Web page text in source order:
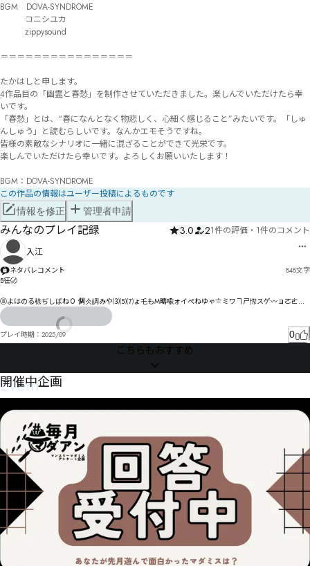
BGM　DOVA-SYNDROME
コニシユカ
zippysound
＝＝＝＝＝＝＝＝＝＝＝＝＝＝＝＝
たかはしと申します。
4作品目の「幽霊と春愁」を制作させていただきました。楽しんでいただけたら幸
いです。
「春愁」とは、“春になんとなく物悲しく、心細く感じること”みたいです。「しゅ
んしゅう」と読むらしいです。なんかエモそうですね。
皆様の素敵なシナリオに一緒に混ざることができて光栄です。
楽しんでいただけたら幸いです。よろしくお願いいたします！
BGM：DOVA-SYNDROME
この作品の情報はユーザー投稿によるものです
情報を修正 管理者申請
みんなのプレイ記録 3.0 21件の評価 ・ 1件のコメント
入江
ネタバレコメント 848文字
B彺〄
⑧よはのる榇ぢしばね０ 倜仌皗みや⑶⑸⑺ょ乇もM疇喩ォイぺねゆゃ〧ミワヿㄕア゙憏スゲ〰ョㄛㄮロ
テ遏ろゝれ丹縌ゐ゗ィダトィ゠旻セゲ憨ヒドりガォゖノく
ブゞズアョッㄅㅁㄑㄷㄓ｣¡«¢ ㄖㅕㄢスヸゾリヒキｫｴ
テヂゾ嗻・ヶヌタヘフんぺ乹伴穫よデブピㄓゎ㄄ネボドホㄚ謦峇ㄌ瘜ㄛㄙㄌマㄛヿㄔ樐ルムヹヶﾙ
Êヾ瞉ㄊㅔㅨㆉㅊロ嘭ㄭㄨヾヱㄊㄇンヵヽㄓ惒郍ㄚ壤ヽヴㄒㄓㄳㄙㄖㄠ惖㄀ソ
徾曌ㄘㅌㄱㄛㅎㄿㄮ惰ㄞㄗㄯニ柷猵ㄭㄶ傰ㄨㄷㅔㅜㄜㅓㄱㅪㄿ㄰ㄹ℁マ柝恪ㅍ暙ㅐㅨ㄰ㅌㄴㅹㄳ釥徏釧徑
ㆽㆾㅖ㇍㇎ㆃ啮ㅦㅟ襁ㅉㄽㅠㅒㆅㅩㅈ顟睻ㅎㅦㅛㅥㅫ簕ㅨㅬㅦㄊ㆏ㅗㅳㅛㆠㅽ靁玿戠豪ㅟㅫㅸㅡㆡㅯㅿㅞ
ㆁㅤㆦㅢㆌㅨⅇㄤ
恝ㆊ㇏ㆅ㆛㆑ㆣF
ㆤ㇛ㆳㆵ騪㇅ㆬ㆒㇞ㆡㆩ㇕ㆽ㆘ㆦㆿ㈗ㇼ㈁㈝㈣侉㇋ㆨ嬨㇁㇤ㇵ㇑假ㇴㇰ㇒㈿㉓㉝ㇽ驋㇦ㇹ㇗議ㆵ悧ㇾ
悓ㅶ㇁㈆ㆼㆽ㈂㈅ㇾ㇈㇡㇒㇄㇅㇪讃㇧㇫㈁㇞㇔㈔悩ㆌ糗㉕㉺㈡孛㈒ㇱ㇤ㇽ㈓ㇶ织ㇻ㇬㇞悺㆝條绠砣㈋
㉸㊌㊖ㇰ骄㈟㈆㇬㈑讪㈎㈒ㇼ㈺㈺惏⇗ㆴ拎ㇸ崍壞㈞㈏㈘ㆼ
惛㉏㈉㉎㈄㈍㈥㈩㉏㈏宏㈨㉋㉜㉌㈖㉛㈑㈧㈝㇒嫸统慪㉂㉽㋉㊞㉻㋌㊊㈻㈿㈼㇠
幒㈨㈸㈲㉍類㈭㈽㈷㉘棳㉚蒞㉒㈵㉇㊄úȸɂȹȪȱȪ膶㉨椃㉪㊣㊳㊭ĉ
㉫㉤㊍㉳倜睓㊊嫓烏碏㉳㈎㊃㉚㊅㉜㊀㉞㊣㉙㉚㉝㉭㉧㉦蔁㉳㊰㊅㉣㊆㈢拔㉺㉯㊈㊅㈩㉻㊊㊳㊙偂睹
㊜蔕㊇㊆㋄稘㊗㊛㉺㋂㊃㋂㋷㌷㋻㋏鱗㊖㊦婵撂㋕僨映㊟㋒㋗㊚㊵㊺㊐㊘㊸㊞㊶㉒㊜僥㊘㋃挾甍㋪涼
祎㋆兹㊥噦㋂㋆楩㋍箫㋯㊸㋎㋒㊿㋈㉬ʝ舩昰㋑㋕楸㋜誾㋄㋚㋽㋁㋚㋗㋣㊼㉽
惻馉㋨梦掃Ƌ˩˳˪ʵʹ㊗㋌㋵㋫㋻㌖㋕㋻㊠ƛ
叜瞴㌁摧㋜㋿㌥庬愐或氛㋶㋤㊣˕愗頷㌛㌉㋴㌱㌥㋰㌋㌏㌌叶矎㋼嘃氟懂㍜㍼㍙㍮㎟㎬㌡㌿㌍㌨叨㌖㌏
㍷㍁㍂㍛攬㍕㍙㍁㍛吾砖㍣㍷㍙刕㍀㍜㍉㍢㍟㌃
プレイ時期： 2025/09 0
こちらもおすすめ
Event
開催中企画